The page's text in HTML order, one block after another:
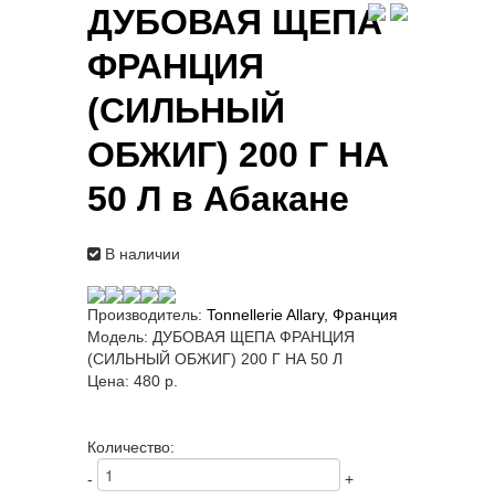
ДУБОВАЯ ЩЕПА
ФРАНЦИЯ
(СИЛЬНЫЙ
ОБЖИГ) 200 Г НА
50 Л в Абакане
В наличии
Производитель: Tonnellerie Allary, Франция
Модель: ДУБОВАЯ ЩЕПА ФРАНЦИЯ
(СИЛЬНЫЙ ОБЖИГ) 200 Г НА 50 Л
Цена: 480 p.
Количество:
-
+